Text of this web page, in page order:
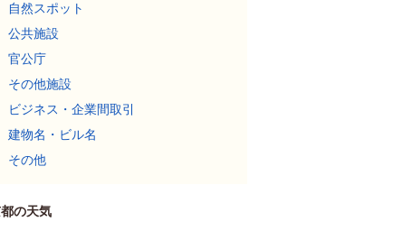
自然スポット
公共施設
官公庁
その他施設
ビジネス・企業間取引
建物名・ビル名
その他
の天気